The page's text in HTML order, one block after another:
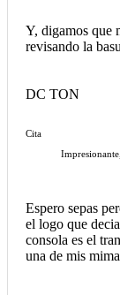
Y, digamos que
revisando la
DC TON
Cita
Espero sepas
el logo que
consola es el
una de mis